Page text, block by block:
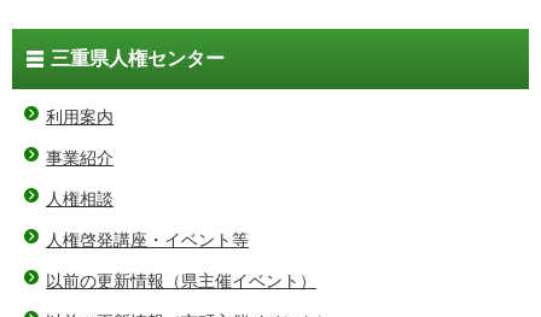
三重県人権センター
利用案内
事業紹介
人権相談
人権啓発講座・イベント等
以前の更新情報（県主催イベント）